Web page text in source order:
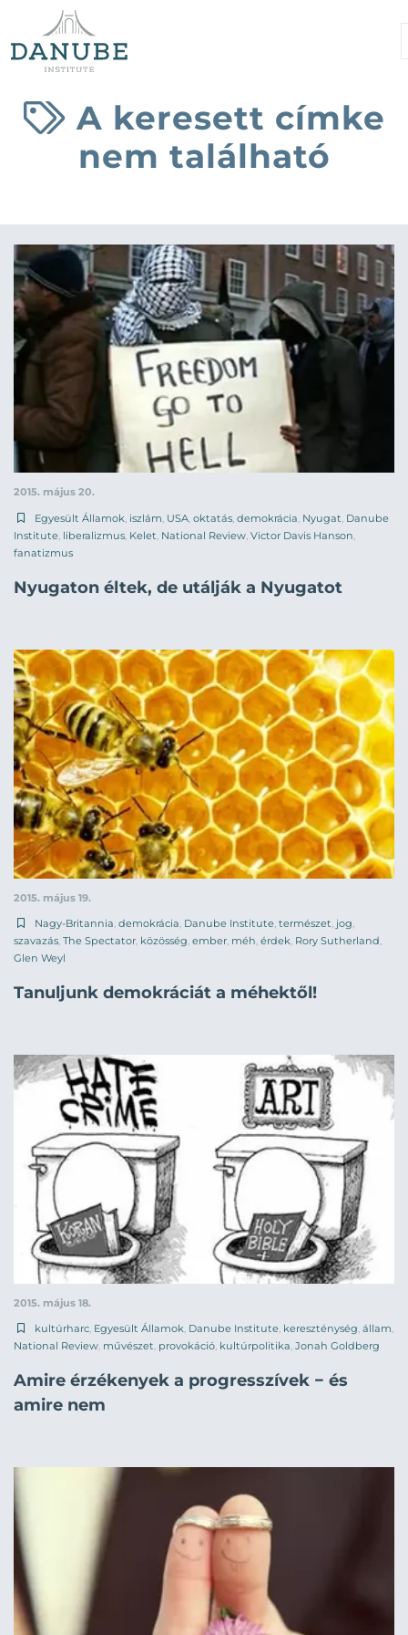
A keresett címke
nem található
2015. május 20.
Egyesült Államok iszlám USA oktatás demokrácia Nyugat Danube
Institute liberalizmus Kelet National Review Victor Davis Hanson
fanatizmus
Nyugaton éltek, de utálják a Nyugatot
2015. május 19.
Nagy-Britannia demokrácia Danube Institute természet jog
szavazás The Spectator közösség ember méh érdek Rory Sutherland
Glen Weyl
Tanuljunk demokráciát a méhektől!
2015. május 18.
kultúrharc, Egyesült Államok, Danube Institute, kereszténység, állam,
National Review, művészet, provokáció, kultúrpolitika, Jonah Goldberg
Amire érzékenyek a progresszívek − és
amire nem